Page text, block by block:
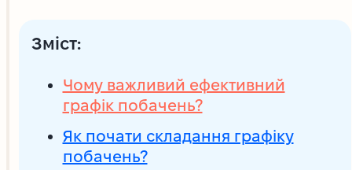
Зміст:
Чому важливий ефективний
графік побачень?
Як почати складання графіку
побачень?